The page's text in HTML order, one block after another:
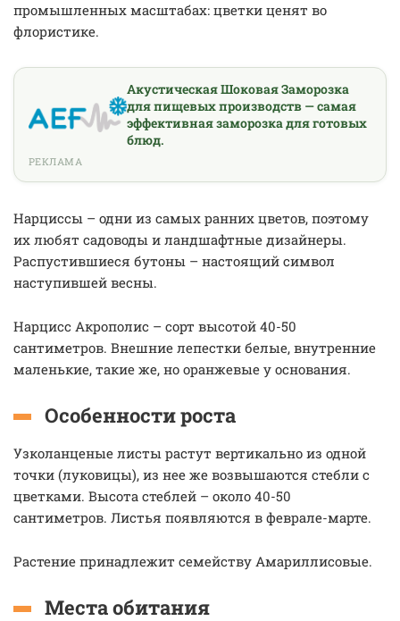
промышленных масштабах: цветки ценят во
флористике.
Акустическая Шоковая Заморозка
для пищевых производств — самая
эффективная заморозка для готовых
блюд.
РЕКЛАМА
Нарциссы – одни из самых ранних цветов, поэтому
их любят садоводы и ландшафтные дизайнеры.
Распустившиеся бутоны – настоящий символ
наступившей весны.
Нарцисс Акрополис – сорт высотой 40-50
сантиметров. Внешние лепестки белые, внутренние
маленькие, такие же, но оранжевые у основания.
Особенности роста
Узколанценые листы растут вертикально из одной
точки (луковицы), из нее же возвышаются стебли с
цветками. Высота стеблей – около 40-50
сантиметров. Листья появляются в феврале-марте.
Растение принадлежит семейству Амариллисовые.
Места обитания